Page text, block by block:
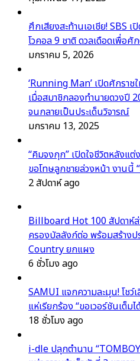
ศึกเสียงสะท้านเอเชีย! SBS
โวคอล 9 ชาติ ดวลเดือดเพื่อศั
มกราคม 5, 2026
‘Running Man’ เปิดศักราช
เมื่อสมาชิกลองทำนายดวงปี
จนกลายเป็นประเด็นวิจารณ์
มกราคม 13, 2025
“คิมจงกุก” เปิดใจชีวิตหลังแ
ขอโทษลูกชายล่วงหน้า งานนี้
2 สัปดาห์ ago
Billboard Hot 100 สัปดาห์ล่
ครองบัลลังก์ต่อ พร้อมสร้างป
Country ยกแผง
6 ชั่วโมง ago
SAMUI แจกความละมุน! โช
แห่เรียกร้อง “ขอเวอร์ชันเต็มไ
18 ชั่วโมง ago
i-dle ปลุกตำนาน